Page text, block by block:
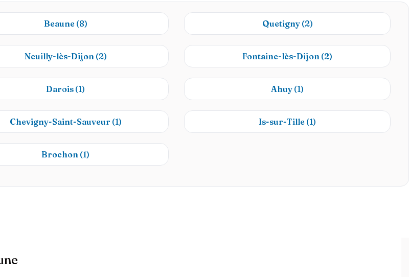
Beaune (8) Quetigny (2)
Neuilly-lès-Dijon (2) Fontaine-lès-Dijon (2)
Darois (1) Ahuy (1)
Chevigny-Saint-Sauveur (1) Is-sur-Tille (1)
Brochon (1)